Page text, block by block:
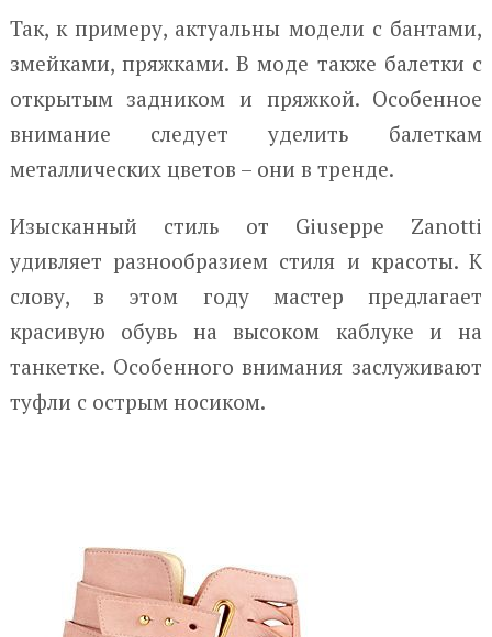
Так, к примеру, актуальны модели с бантами,
змейками, пряжками. В моде также балетки с
открытым задником и пряжкой. Особенное
внимание следует уделить балеткам
металлических цветов – они в тренде.
Изысканный стиль от Giuseppe Zanotti
удивляет разнообразием стиля и красоты. К
слову, в этом году мастер предлагает
красивую обувь на высоком каблуке и на
танкетке. Особенного внимания заслуживают
туфли с острым носиком.